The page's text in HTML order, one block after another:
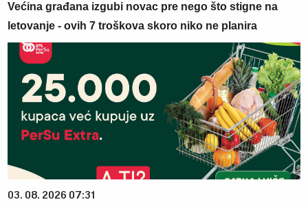
Većina građana izgubi novac pre nego što stigne na
letovanje - ovih 7 troškova skoro niko ne planira
03. 08. 2026 07:31